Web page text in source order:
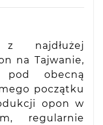
na Tajwanie,
pod obecną
początku
opon w
regularnie